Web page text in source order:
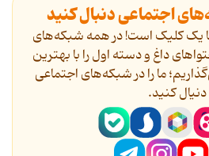
اجتماعی دنبال کنید
یک کلیک است! در همه شبکه‌های
داغ و دسته اول را با بهترین
ما را در شبکه‌های اجتماعی
دنیال کنید.